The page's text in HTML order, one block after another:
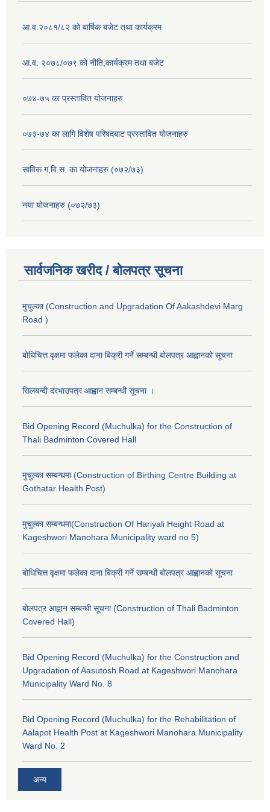
आ.व.२०८१/८२ को बार्षिक बजेट तथा कार्यक्रम
आ.व. २०७८/०७९ को नीति,कार्यक्रम तथा बजेट
०७४-७५ का प्रस्तावित योजनाहरु
०७३-७४ का लागि विशेष परिषदबाट प्रस्तावित योजनाहरु
साविक ग,वि.स. का योजनाहरु (०७२/७३)
नया योजनाहरु (०७२/७३)
सार्वजनिक खरीद / बोलपत्र सूचना
मुचुल्का (Construction and Upgradation Of Aakashdevi Marg
Road )
बोधिचित्त वृक्षमा फलेका दाना बिक्री गर्ने सम्बन्धी बोलपत्र आह्वानको सूचना
सिलबन्दी दरभाउपत्र आह्वान सम्बन्धी सूचना ।
Bid Opening Record (Muchulka) for the Construction of
Thali Badminton Covered Hall
मुचुल्का सम्बन्धमा (Construction of Birthing Centre Building at
Gothatar Health Post)
मुचुल्का सम्बन्धमा(Construction Of Hariyali Height Road at
Kageshwori Manohara Municipality ward no 5)
बोधिचित्त वृक्षमा फलेका दाना बिक्री गर्ने सम्बन्धी बोलपत्र आह्वानको सूचना
बोलपत्र आह्वान सम्बन्धी सूचना (Construction of Thali Badminton
Covered Hall)
Bid Opening Record (Muchulka) for the Construction and
Upgradation of Aasutosh Road at Kageshwori Manohara
Municipality Ward No. 8
Bid Opening Record (Muchulka) for the Rehabilitation of
Aalapot Health Post at Kageshwori Manohara Municipality
Ward No. 2
अन्य